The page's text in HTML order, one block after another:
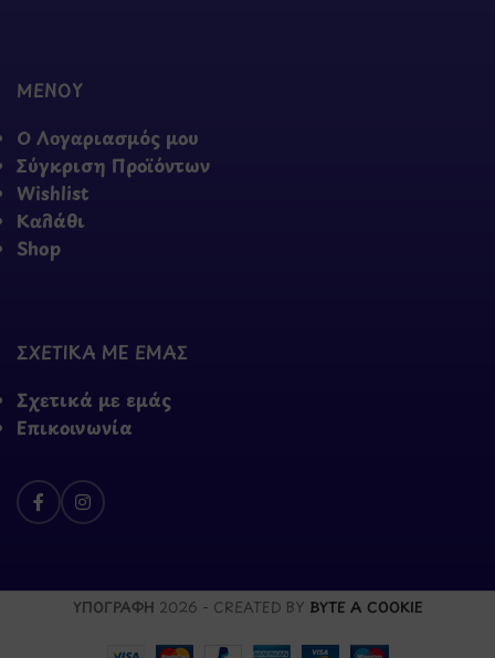
ΜΕΝΟΥ
Ο Λογαριασμός μου
Σύγκριση Προϊόντων
Wishlist
Καλάθι
Shop
ΣΧΕΤΙΚΑ ΜΕ ΕΜΑΣ
Σχετικά με εμάς
Επικοινωνία
ΥΠΟΓΡΑΦΗ 2026 - CREATED BY BYTE A COOKIE